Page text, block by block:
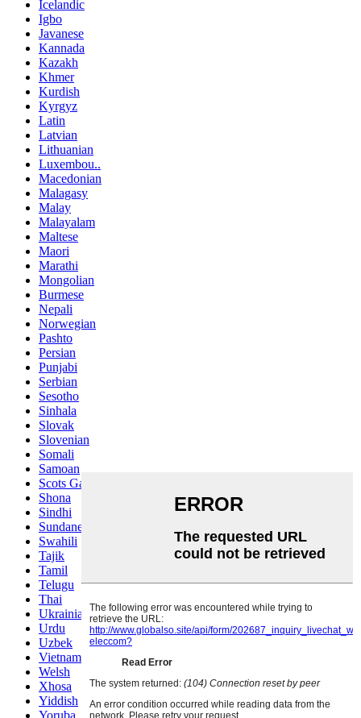
Icelandic
Igbo
Javanese
Kannada
Kazakh
Khmer
Kurdish
Kyrgyz
Latin
Latvian
Lithuanian
Luxembou..
Macedonian
Malagasy
Malay
Malayalam
Maltese
Maori
Marathi
Mongolian
Burmese
Nepali
Norwegian
Pashto
Persian
Punjabi
Serbian
Sesotho
Sinhala
Slovak
Slovenian
Somali
Samoan
Scots Gaelic
Shona
Sindhi
Sundanese
Swahili
Tajik
Tamil
Telugu
Thai
Ukrainian
Urdu
Uzbek
Vietnamese
Welsh
Xhosa
Yiddish
Yoruba